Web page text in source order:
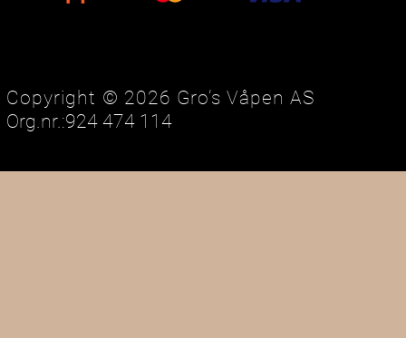
Copyright © 2026 Gro’s Våpen AS
Org.nr.:924 474 114